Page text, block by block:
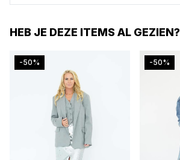
HEB JE DEZE ITEMS AL GEZIEN?
-50% -50%